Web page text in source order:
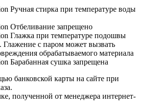
Ручная стирка при температуре воды
Отбеливание запрещено
Глажка при температуре подошвы
Глажение с паром может вызвать
обрабатываемого материала
Барабанная сушка запрещена
банковской карты на сайте при
полученной от менеджера интернет-